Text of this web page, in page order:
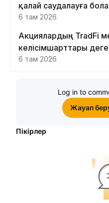
қалай саудалауға
6 там 2026
Акциялардың TradFi
келісімшарттары
Bybit платформасында
6 там 2026
Log in to
Жауап беру
Пікірлер